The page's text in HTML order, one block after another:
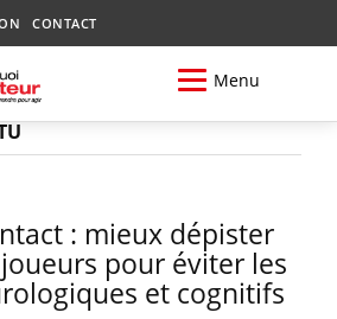
CONTACT
Menu
: mieux dépister
pour éviter les
et cognitifs